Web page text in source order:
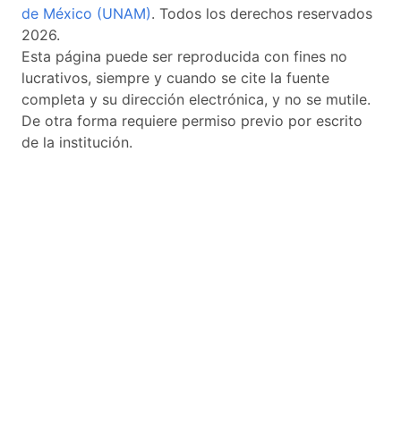
de México (UNAM). Todos los derechos reservados
2026.
Esta página puede ser reproducida con fines no
lucrativos, siempre y cuando se cite la fuente
completa y su dirección electrónica, y no se mutile.
De otra forma requiere permiso previo por escrito
de la institución.